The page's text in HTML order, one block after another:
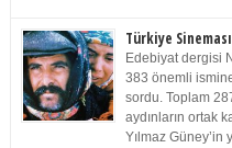
Türkiye
Edebiyat dergisi
383 önemli
sordu. Toplam
aydınların ortak
Yılmaz Güney’in